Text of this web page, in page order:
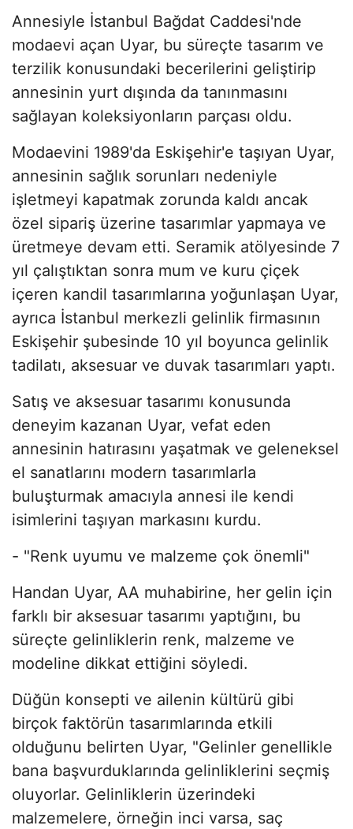
Annesiyle İstanbul Bağdat Caddesi'nde
modaevi açan Uyar, bu süreçte tasarım ve
terzilik konusundaki becerilerini geliştirip
annesinin yurt dışında da tanınmasını
sağlayan koleksiyonların parçası oldu.
Modaevini 1989'da Eskişehir'e taşıyan Uyar,
annesinin sağlık sorunları nedeniyle
işletmeyi kapatmak zorunda kaldı ancak
özel sipariş üzerine tasarımlar yapmaya ve
üretmeye devam etti. Seramik atölyesinde 7
yıl çalıştıktan sonra mum ve kuru çiçek
içeren kandil tasarımlarına yoğunlaşan Uyar,
ayrıca İstanbul merkezli gelinlik firmasının
Eskişehir şubesinde 10 yıl boyunca gelinlik
tadilatı, aksesuar ve duvak tasarımları yaptı.
Satış ve aksesuar tasarımı konusunda
deneyim kazanan Uyar, vefat eden
annesinin hatırasını yaşatmak ve geleneksel
el sanatlarını modern tasarımlarla
buluşturmak amacıyla annesi ile kendi
isimlerini taşıyan markasını kurdu.
- "Renk uyumu ve malzeme çok önemli"
Handan Uyar, AA muhabirine, her gelin için
farklı bir aksesuar tasarımı yaptığını, bu
süreçte gelinliklerin renk, malzeme ve
modeline dikkat ettiğini söyledi.
Düğün konsepti ve ailenin kültürü gibi
birçok faktörün tasarımlarında etkili
olduğunu belirten Uyar, "Gelinler genellikle
bana başvurduklarında gelinliklerini seçmiş
oluyorlar. Gelinliklerin üzerindeki
malzemelere, örneğin inci varsa, saç